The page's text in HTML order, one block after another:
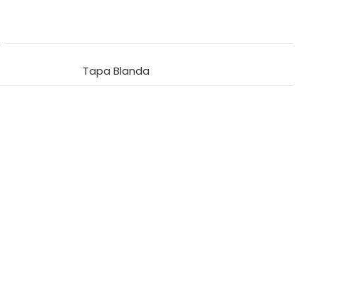
Tapa Blanda